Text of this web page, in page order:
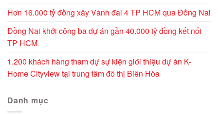
Hơn 16.000 tỷ đồng xây Vành đai 4 TP HCM qua Đồng Nai
Đồng Nai khởi công ba dự án gần 40.000 tỷ đồng kết nối
TP HCM
1.200 khách hàng tham dự sự kiện giới thiệu dự án K-
Home Cityview tại trung tâm đô thị Biên Hòa
Danh mục